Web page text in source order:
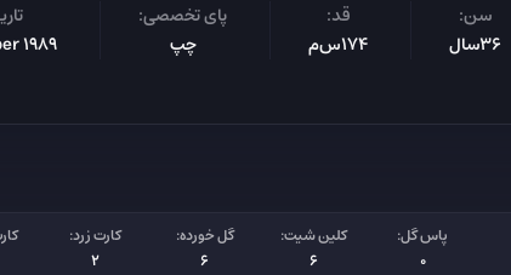
سن:
36سال
قد:
174س‌م
پای تخصصی:
چپ
1989
پاس گل:
0
کلین شیت:
6
گل خورده:
6
کارت زرد:
2